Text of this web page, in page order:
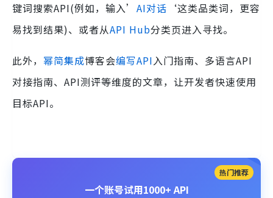
键词搜索API(例如，输入’ AI对话 ‘这类品类词，更容
易找到结果)、或者从API Hub分类页进入寻找。
此外， 幂简集成博客会编写API入门指南、多语言API
对接指南、API测评等维度的文章，让开发者快速使用
目标API。
热门推荐
一个账号试用1000+ API